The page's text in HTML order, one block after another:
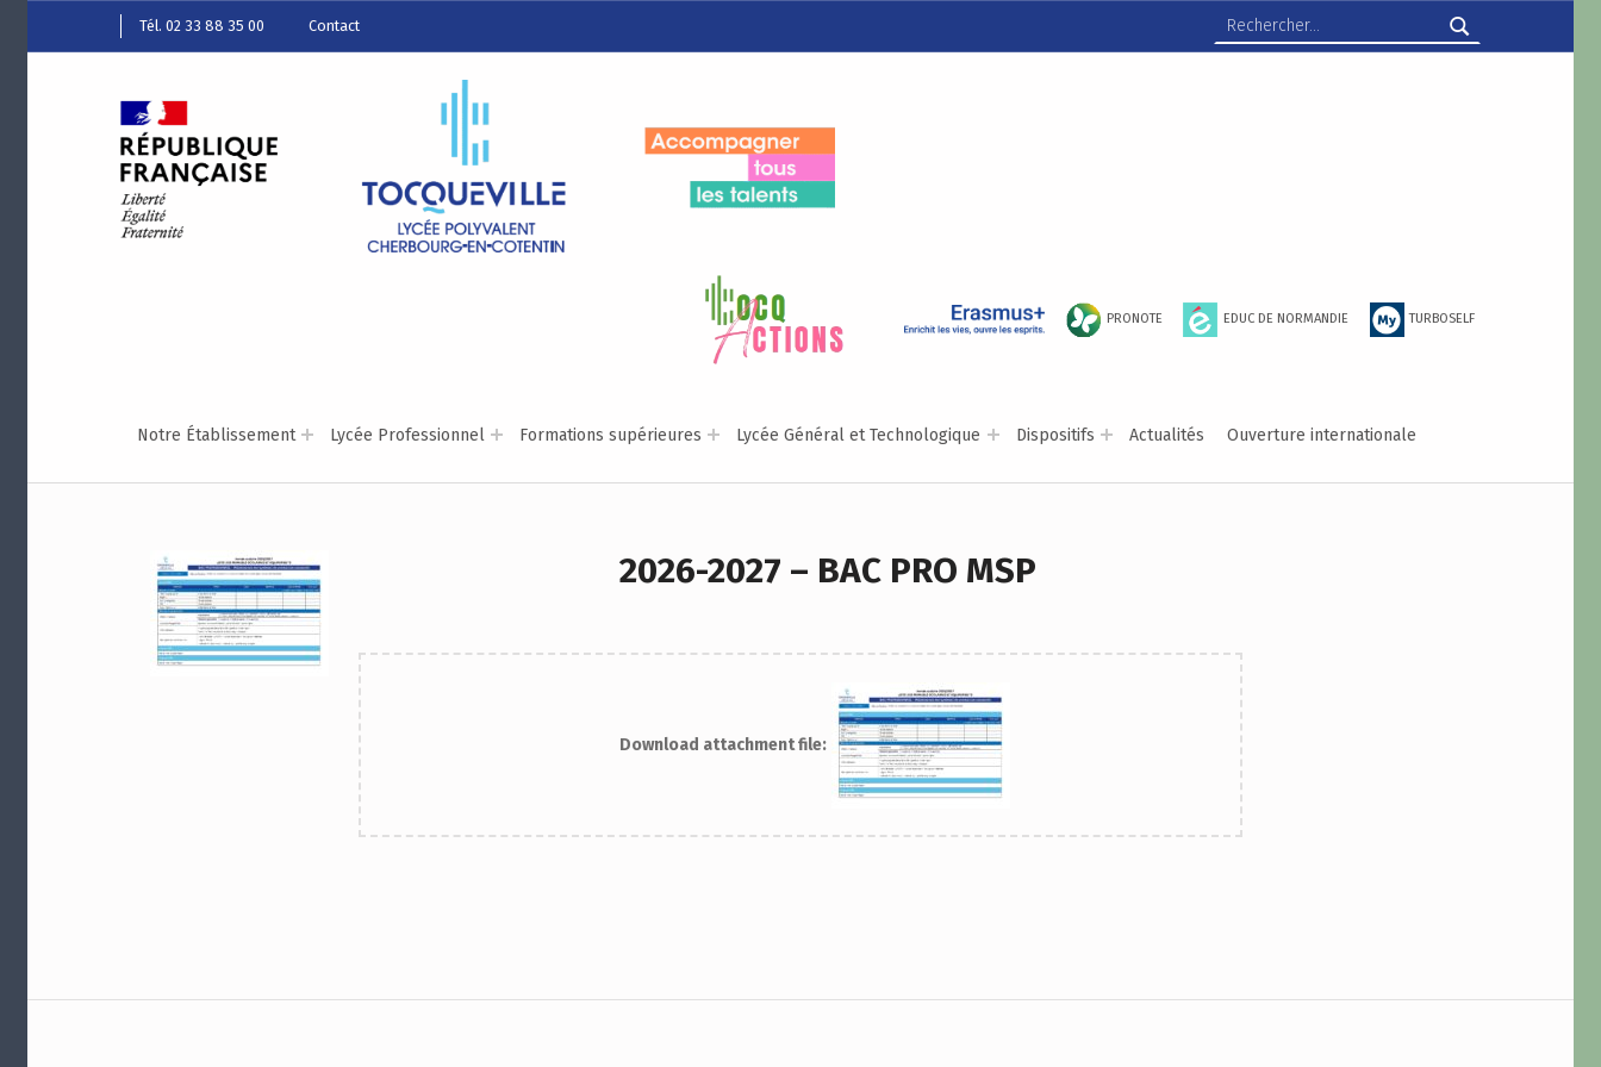
Notre Établissement Lycée Professionnel Formations supérieures Lycée Général et Technologique Dispositifs Actualités Ouverture internationale
PRONOTE EDUC DE NORMANDIE TURBOSELF
Tél. 02 33 88 35 00 Contact
2026-2027 – BAC PRO MSP
Download attachment file:
Navigation de l’article